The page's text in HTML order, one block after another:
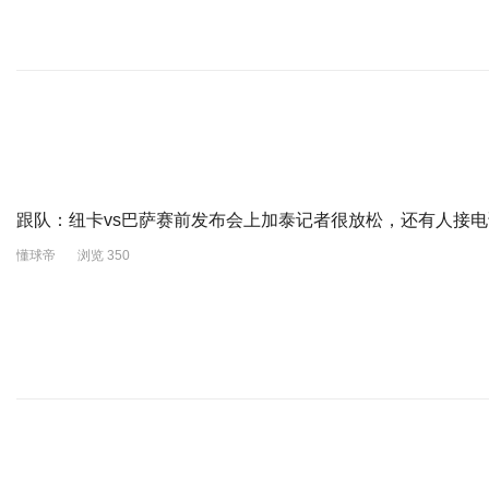
跟队：纽卡vs巴萨赛前发布会上加泰记者很放松，还有人接
懂球帝 浏览 350